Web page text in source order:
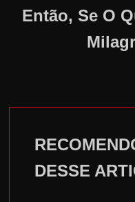
Então, Se O
DESSE